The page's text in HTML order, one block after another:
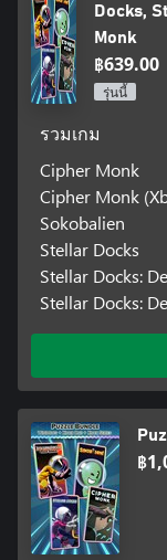
Docks,
Monk
฿639.00
รุ่นนี้
รวมเกม
Cipher Monk
Cipher Monk
Sokobalien
Stellar Docks
Stellar Docks:
Stellar Docks:
฿